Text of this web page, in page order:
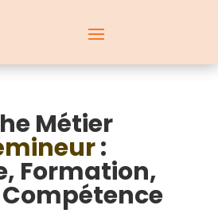
Métier
:
Formation,
Compétence